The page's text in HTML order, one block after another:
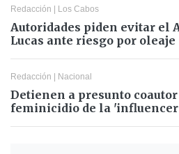
Redacción | Los Cabos
Autoridades piden evitar el
Lucas ante riesgo por oleaje
Redacción | Nacional
Detienen a presunto
feminicidio de la